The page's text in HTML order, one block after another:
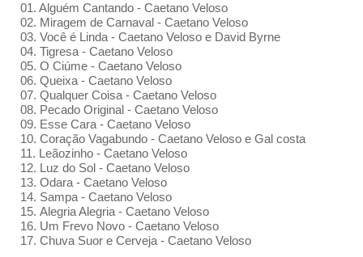
01. Alguém Cantando - Caetano Veloso
02. Miragem de Carnaval - Caetano Veloso
03. Você é Linda - Caetano Veloso e David Byrne
04. Tigresa - Caetano Veloso
05. O Ciúme - Caetano Veloso
06. Queixa - Caetano Veloso
07. Qualquer Coisa - Caetano Veloso
08. Pecado Original - Caetano Veloso
09. Esse Cara - Caetano Veloso
10. Coração Vagabundo - Caetano Veloso e Gal costa
11. Leãozinho - Caetano Veloso
12. Luz do Sol - Caetano Veloso
13. Odara - Caetano Veloso
14. Sampa - Caetano Veloso
15. Alegria Alegria - Caetano Veloso
16. Um Frevo Novo - Caetano Veloso
17. Chuva Suor e Cerveja - Caetano Veloso